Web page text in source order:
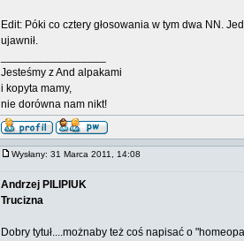
Edit: Póki co cztery głosowania w tym dwa NN.
ujawnił.
Jesteśmy z And alpakami
i kopyta mamy,
nie dorówna nam nikt!
Wysłany: 31 Marca 2011, 14:08
Andrzej PILIPIUK
Trucizna
Dobry tytuł....możnaby też coś napisać o